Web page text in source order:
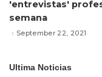
'entrevistas'
semana
September 22, 2021
Ultima Noticias